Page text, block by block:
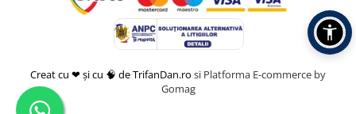
Creat cu ❤ și cu 🧠 de TrifanDan.ro si Platforma E-commerce by
Gomag